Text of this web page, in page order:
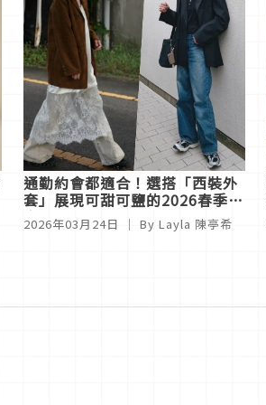
通勤約會都適合！選搭「西裝外
套」展現可甜可鹽的2026春季時
尚
2026年03月24日 ｜ By Layla 陳亭希